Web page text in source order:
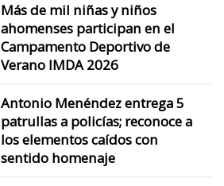
Más de mil niñas y niños
ahomenses participan en el
Campamento Deportivo de
Verano IMDA 2026
Antonio Menéndez entrega 5
patrullas a policías; reconoce a
los elementos caídos con
sentido homenaje